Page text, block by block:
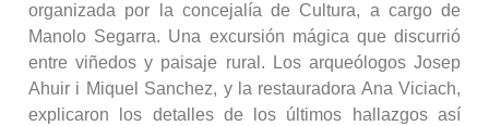
organizada por la concejalía de Cultura, a cargo de
Manolo Segarra. Una excursión mágica que discurrió
entre viñedos y paisaje rural. Los arqueólogos Josep
Ahuir i Miquel Sanchez, y la restauradora Ana Viciach,
explicaron los detalles de los últimos hallazgos así